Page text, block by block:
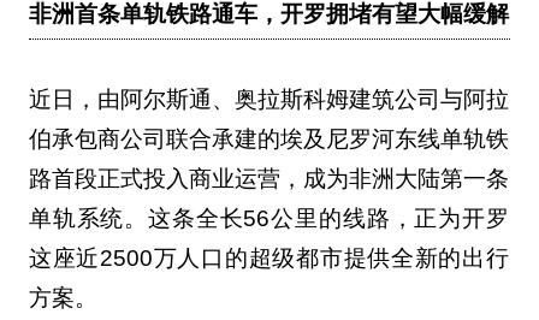
非洲首条单轨铁路通车，开罗拥堵有望大幅缓解
近日，由阿尔斯通、奥拉斯科姆建筑公司与阿拉
伯承包商公司联合承建的埃及尼罗河东线单轨铁
路首段正式投入商业运营，成为非洲大陆第一条
单轨系统。这条全长56公里的线路，正为开罗
这座近2500万人口的超级都市提供全新的出行
方案。